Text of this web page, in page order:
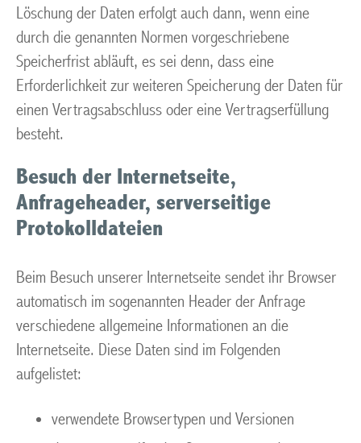
Löschung der Daten erfolgt auch dann, wenn eine
durch die genannten Normen vorgeschriebene
Speicherfrist abläuft, es sei denn, dass eine
Erforderlichkeit zur weiteren Speicherung der Daten für
einen Vertragsabschluss oder eine Vertragserfüllung
besteht.
Besuch der Internetseite,
Anfrageheader, serverseitige
Protokolldateien
Beim Besuch unserer Internetseite sendet ihr Browser
automatisch im sogenannten Header der Anfrage
verschiedene allgemeine Informationen an die
Internetseite. Diese Daten sind im Folgenden
aufgelistet:
verwendete Browsertypen und Versionen